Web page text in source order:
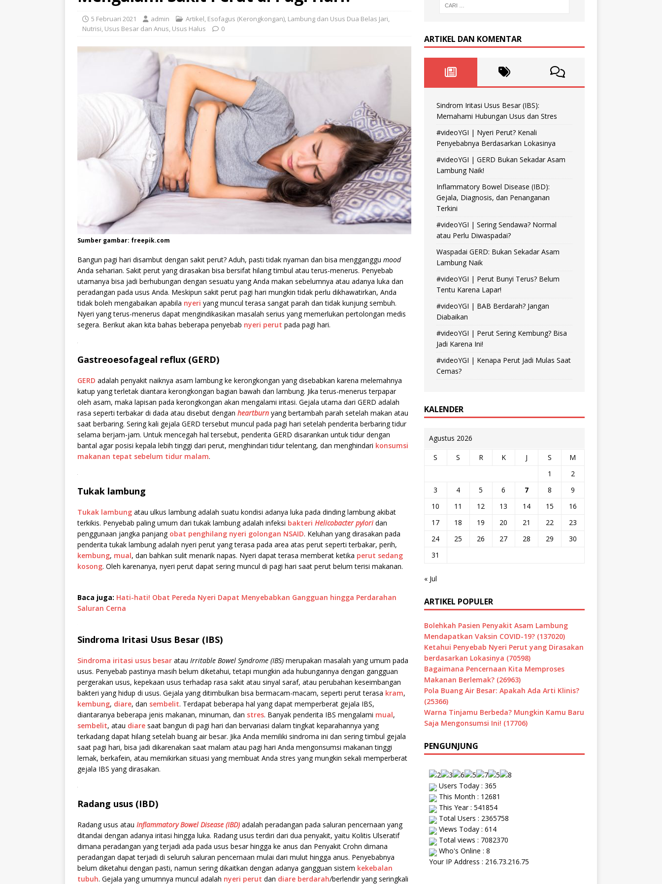
5 Februari 2021 admin Artikel, Esofagus (Kerongkongan), Lambung dan Usus Dua Belas Jari,
Nutrisi, Usus Besar dan Anus, Usus Halus 0
Sumber gambar: freepik.com
Bangun pagi hari disambut dengan sakit perut? Aduh, pasti tidak nyaman dan bisa mengganggu mood
Anda seharian. Sakit perut yang dirasakan bisa bersifat hilang timbul atau terus-menerus. Penyebab
utamanya bisa jadi berhubungan dengan sesuatu yang Anda makan sebelumnya atau adanya luka dan
peradangan pada usus Anda. Meskipun sakit perut pagi hari mungkin tidak perlu dikhawatirkan, Anda
tidak boleh mengabaikan apabila nyeri yang muncul terasa sangat parah dan tidak kunjung sembuh.
Nyeri yang terus-menerus dapat mengindikasikan masalah serius yang memerlukan pertolongan medis
segera. Berikut akan kita bahas beberapa penyebab nyeri perut pada pagi hari.
Gastreoesofageal reflux (GERD)
GERD adalah penyakit naiknya asam lambung ke kerongkongan yang disebabkan karena melemahnya
katup yang terletak diantara kerongkongan bagian bawah dan lambung. Jika terus-menerus terpapar
oleh asam, maka lapisan pada kerongkongan akan mengalami iritasi. Gejala utama dari GERD adalah
rasa seperti terbakar di dada atau disebut dengan heartburn yang bertambah parah setelah makan atau
saat berbaring. Sering kali gejala GERD tersebut muncul pada pagi hari setelah penderita berbaring tidur
selama berjam-jam. Untuk mencegah hal tersebut, penderita GERD disarankan untuk tidur dengan
bantal agar posisi kepala lebih tinggi dari perut, menghindari tidur telentang, dan menghindari konsumsi
makanan tepat sebelum tidur malam.
Tukak lambung
Tukak lambung atau ulkus lambung adalah suatu kondisi adanya luka pada dinding lambung akibat
terkikis. Penyebab paling umum dari tukak lambung adalah infeksi bakteri Helicobacter pylori dan
penggunaan jangka panjang obat penghilang nyeri golongan NSAID. Keluhan yang dirasakan pada
penderita tukak lambung adalah nyeri perut yang terasa pada area atas perut seperti terbakar, perih,
kembung, mual, dan bahkan sulit menarik napas. Nyeri dapat terasa memberat ketika perut sedang
kosong. Oleh karenanya, nyeri perut dapat sering muncul di pagi hari saat perut belum terisi makanan.
Baca juga: Hati-hati! Obat Pereda Nyeri Dapat Menyebabkan Gangguan hingga Perdarahan
Saluran Cerna
Sindroma Iritasi Usus Besar (IBS)
Sindroma iritasi usus besar atau Irritable Bowel Syndrome (IBS) merupakan masalah yang umum pada
usus. Penyebab pastinya masih belum diketahui, tetapi mungkin ada hubungannya dengan gangguan
pergerakan usus, kepekaan usus terhadap rasa sakit atau sinyal saraf, atau perubahan keseimbangan
bakteri yang hidup di usus. Gejala yang ditimbulkan bisa bermacam-macam, seperti perut terasa kram,
kembung, diare, dan sembelit. Terdapat beberapa hal yang dapat memperberat gejala IBS,
diantaranya beberapa jenis makanan, minuman, dan stres. Banyak penderita IBS mengalami mual,
sembelit, atau diare saat bangun di pagi hari dan bervariasi dalam tingkat keparahannya yang
terkadang dapat hilang setelah buang air besar. Jika Anda memiliki sindroma ini dan sering timbul gejala
saat pagi hari, bisa jadi dikarenakan saat malam atau pagi hari Anda mengonsumsi makanan tinggi
lemak, berkafein, atau memikirkan situasi yang membuat Anda stres yang mungkin sekali memperberat
gejala IBS yang dirasakan.
Radang usus (IBD)
Radang usus atau Inflammatory Bowel Disease (IBD) adalah peradangan pada saluran pencernaan yang
ditandai dengan adanya iritasi hingga luka. Radang usus terdiri dari dua penyakit, yaitu Kolitis Ulseratif
dimana peradangan yang terjadi ada pada usus besar hingga ke anus dan Penyakit Crohn dimana
peradangan dapat terjadi di seluruh saluran pencernaan mulai dari mulut hingga anus. Penyebabnya
belum diketahui dengan pasti, namun sering dikaitkan dengan adanya gangguan sistem kekebalan
tubuh. Gejala yang umumnya muncul adalah nyeri perut dan diare berdarah/berlendir yang seringkali
ARTIKEL DAN KOMENTAR
Sindrom Iritasi Usus Besar (IBS):
Memahami Hubungan Usus dan Stres
#videoYGI | Nyeri Perut? Kenali
Penyebabnya Berdasarkan Lokasinya
#videoYGI | GERD Bukan Sekadar Asam
Lambung Naik!
Inflammatory Bowel Disease (IBD):
Gejala, Diagnosis, dan Penanganan
Terkini
#videoYGI | Sering Sendawa? Normal
atau Perlu Diwaspadai?
Waspadai GERD: Bukan Sekadar Asam
Lambung Naik
#videoYGI | Perut Bunyi Terus? Belum
Tentu Karena Lapar!
#videoYGI | BAB Berdarah? Jangan
Diabaikan
#videoYGI | Perut Sering Kembung? Bisa
Jadi Karena Ini!
#videoYGI | Kenapa Perut Jadi Mulas Saat
Cemas?
KALENDER
Agustus 2026
S S R K J S
M
1
2
3
4 5 6 7 8
9
10
11 12 13 14 15
16
17
18 19 20 21 22
23
24
25 26 27 28 29
30
31
« Jul
ARTIKEL POPULER
Bolehkah Pasien Penyakit Asam Lambung
Mendapatkan Vaksin COVID-19? (137020)
Ketahui Penyebab Nyeri Perut yang Dirasakan
berdasarkan Lokasinya (70598)
Bagaimana Pencernaan Kita Memproses
Makanan Berlemak? (26963)
Pola Buang Air Besar: Apakah Ada Arti Klinis?
(25366)
Warna Tinjamu Berbeda? Mungkin Kamu Baru
Saja Mengonsumsi Ini! (17706)
PENGUNJUNG
Users Today : 365
This Month : 12681
This Year : 541854
Total Users : 2365758
Views Today : 614
Total views : 7082370
Who's Online : 8
Your IP Address : 216.73.216.75